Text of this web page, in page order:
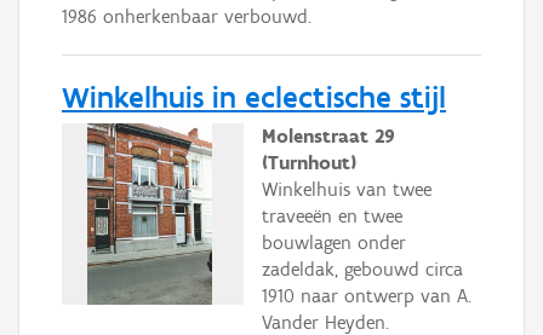
1986 onherkenbaar verbouwd.
Winkelhuis in eclectische stijl
Molenstraat 29
(Turnhout)
Winkelhuis van twee
traveeën en twee
bouwlagen onder
zadeldak, gebouwd circa
1910 naar ontwerp van A.
Vander Heyden.